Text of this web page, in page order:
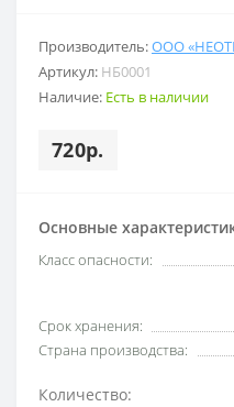
Производитель:ООО
Артикул: НБ0001
Наличие: Есть в наличии
720р.
Основные
Класс опасности:
Срок хранения:
Страна производства:
Количество: